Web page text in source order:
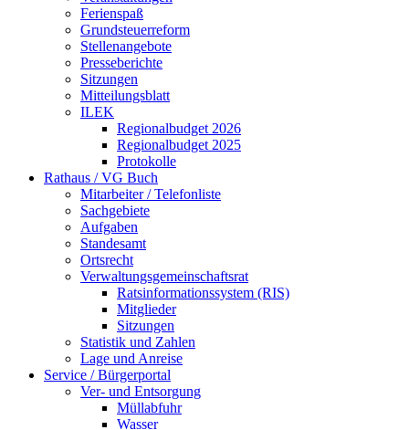
Ferienspaß
Grundsteuerreform
Stellenangebote
Presseberichte
Sitzungen
Mitteilungsblatt
ILEK
Regionalbudget 2026
Regionalbudget 2025
Protokolle
Rathaus / VG Buch
Mitarbeiter / Telefonliste
Sachgebiete
Aufgaben
Standesamt
Ortsrecht
Verwaltungsgemeinschaftsrat
Ratsinformationssystem (RIS)
Mitglieder
Sitzungen
Statistik und Zahlen
Lage und Anreise
Service / Bürgerportal
Ver- und Entsorgung
Müllabfuhr
Wasser